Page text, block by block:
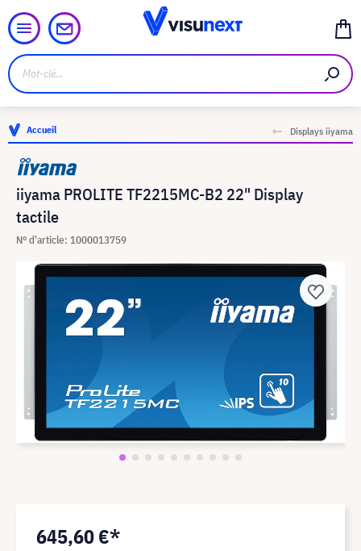
Accueil Displays iiyama
iiyama PROLITE TF2215MC-B2 22" Display
tactile
N° d'article: 1000013759
645,60 €*